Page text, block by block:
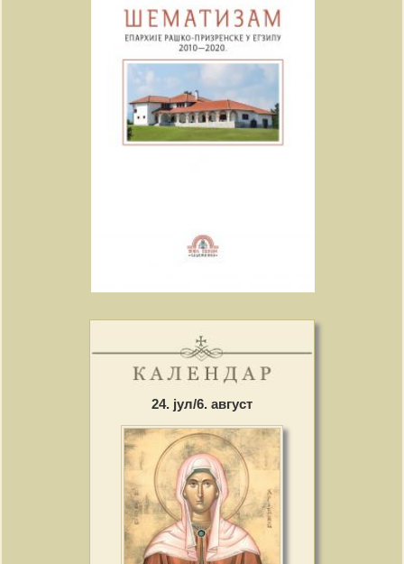
24. јул/6. август